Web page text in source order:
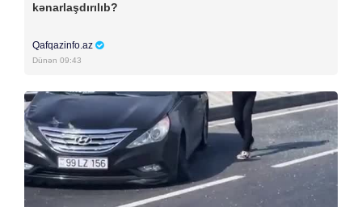
kənarlaşdırılıb?
Qafqazinfo.az
Dünən 09:43